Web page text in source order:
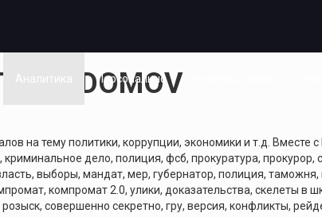
Аналитика Персонально
DOMOV
на тему политики, коррупции, экономики и т.д. Вместе
дело, полиция, фсб, прокуратура, прокурор,
выборы, мандат, мер, губернатор, полиция,
компромат 2.0, улики, доказательства, скелеты в
совершенно секретно, гру, версия, конфликты,